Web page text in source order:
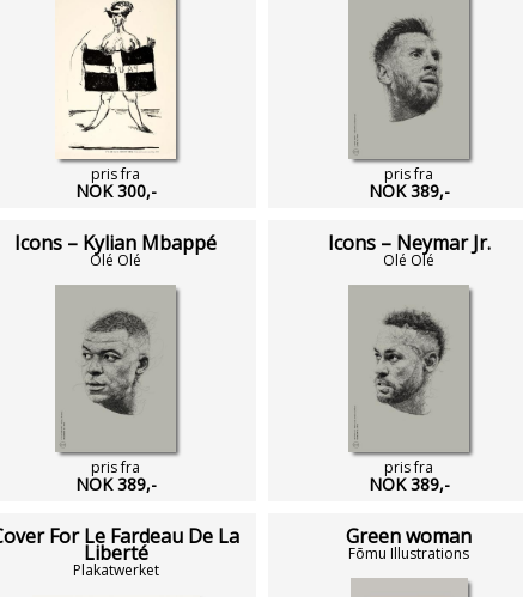
pris fra
NOK 300,-
pris fra
NOK 389,-
Icons – Kylian Mbappé
Olé Olé
pris fra
NOK 389,-
Icons – Neymar Jr.
Olé Olé
pris fra
NOK 389,-
For Le Fardeau De La
Liberté
Plakatwerket
Green woman
Fōmu Illustrations